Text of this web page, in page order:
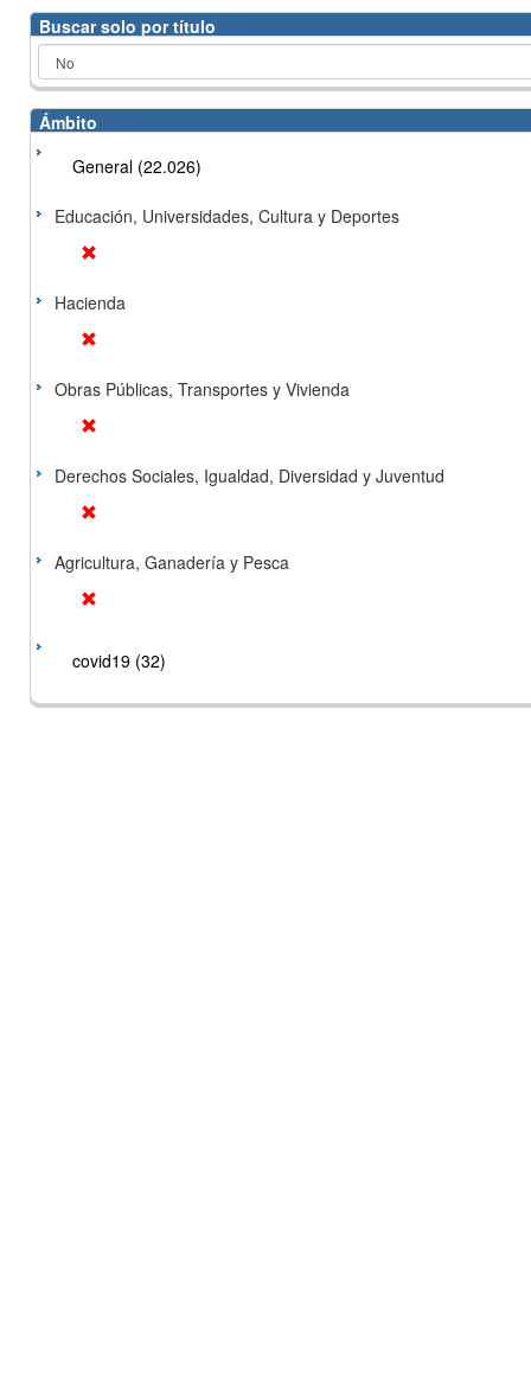
Buscar solo por título
Ámbito
General (22.026)
Educación, Universidades, Cultura y Deportes
Hacienda
Obras Públicas, Transportes y Vivienda
Derechos Sociales, Igualdad, Diversidad y Juventud
Agricultura, Ganadería y Pesca
covid19 (32)